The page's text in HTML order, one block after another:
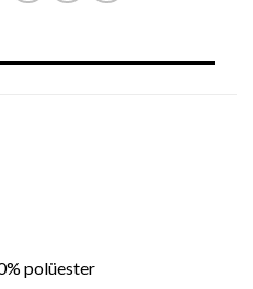
polüester